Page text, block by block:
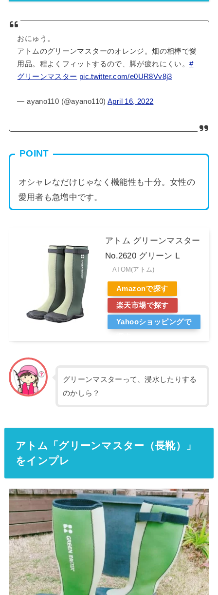
おにゅう。
アトムのグリーンマスターのオレンジ。畑の相棒で愛
用品。程よくフィットするので、脚が疲れにくい。#
グリーンマスター pic.twitter.com/e0UR8Vv8j3
— ayano110 (@ayano110)April 16, 2022
POINT
オシャレなだけじゃなく機能性も十分。女性の
愛用者も急増中です。
アトム グリーンマスター
No.2620 グリーン L
ATOM(アトム)
Amazonで探す
楽天市場で探す
Yahooショッピングで
グリーンマスターって、浸水したりする
のかしら？
アトム「グリーンマスター（長靴）」
をインプレ